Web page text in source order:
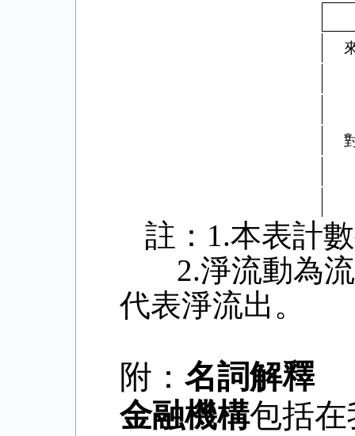
註： 1.本表計
2.淨流動為
代表淨流出。
附： 名詞解釋
金融機構包括